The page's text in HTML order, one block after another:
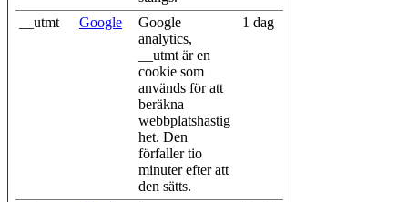
__utmt Google
Google
analytics,
__utmt är en
cookie som
används för att
beräkna
webbplatshastig
het. Den
förfaller tio
minuter efter att
den sätts.
1 dag